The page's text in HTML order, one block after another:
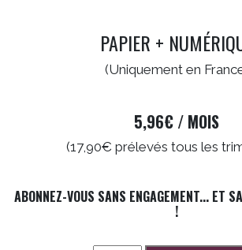
PAPIER +
(Uniquement en
5,96€ / MOIS
(17,90€ prélevés tous les
ABONNEZ-VOUS SANS ENGAGEMENT... ET
!